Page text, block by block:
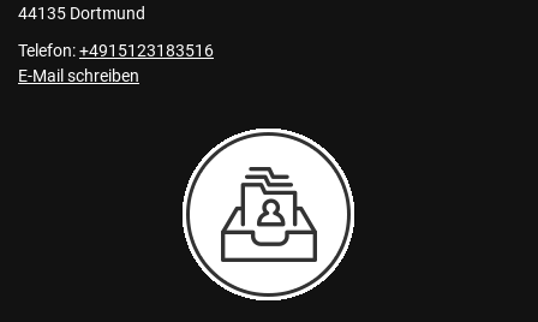
44135 Dortmund
Telefon:+4915123183516
E-Mail schreiben